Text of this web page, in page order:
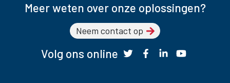
Meer weten over onze oplossingen?
Neem contact op
Volg ons online